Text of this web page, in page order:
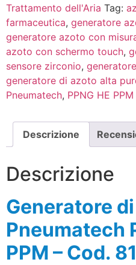
Trattamento dell'Aria Tag:
farmaceutica, generatore
generatore azoto con
azoto con schermo touch,
sensore zirconio,
generatore di azoto alta
Pneumatech, PPNG HE PPM
Descrizione
Descrizione
Generatore
Pneumatech
PPM – Cod.